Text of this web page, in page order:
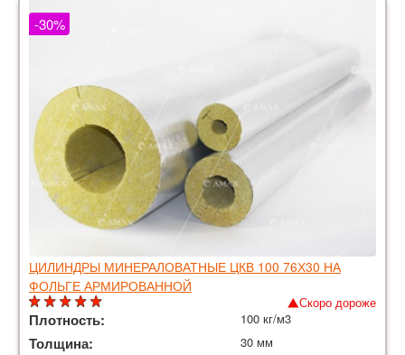
ЦИЛИНДРЫ МИНЕРАЛОВАТНЫЕ ЦКВ 100 76Х30 НА
ФОЛЬГЕ АРМИРОВАННОЙ
-30%
Скоро дороже
Плотность: 100 кг/м3
Толщина: 30 мм